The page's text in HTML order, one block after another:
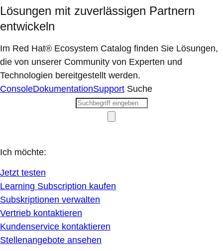
Lösungen mit zuverlässigen Partnern
entwickeln
Im Red Hat® Ecosystem Catalog finden Sie Lösungen,
die von unserer Community von Experten und
Technologien bereitgestellt werden.
ConsoleDokumentationSupport Suche
Ich möchte:
Jetzt testen
Learning Subscription kaufen
Subskriptionen verwalten
Vertrieb kontaktieren
Kundenservice kontaktieren
Stellenangebote ansehen